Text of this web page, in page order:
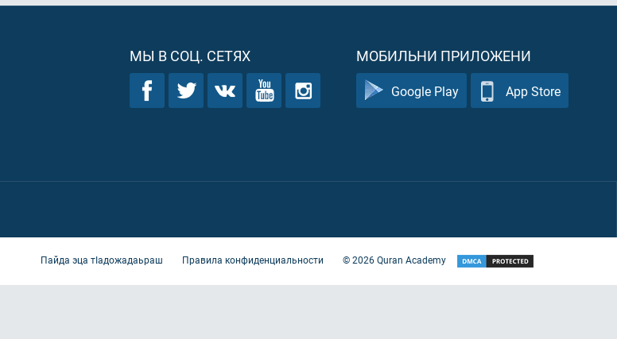
МЫ В СОЦ. СЕТЯХ МОБИЛЬНИ ПРИЛОЖЕНИ
Google Play App Store
Пайда эца тIадожадаьраш Правила конфиденциальности ©2026Quran Academy